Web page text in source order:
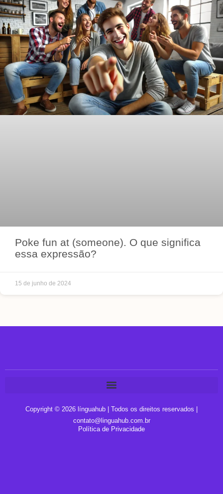
Poke fun at (someone). O que significa
essa expressão?
15 de junho de 2024
Copyright © 2026 línguahub | Todos os direitos reservados |
contato@linguahub.com.br
Política de Privacidade